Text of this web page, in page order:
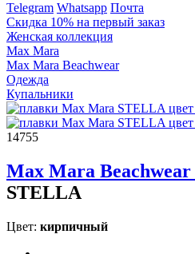
Telegram Whatsapp Почта
Скидка 10% на первый заказ
Женская коллекция
Max Mara
Max Mara Beachwear
Одежда
Купальники
14755
Max Mara Beachwear
STELLA
Цвет: кирпичный